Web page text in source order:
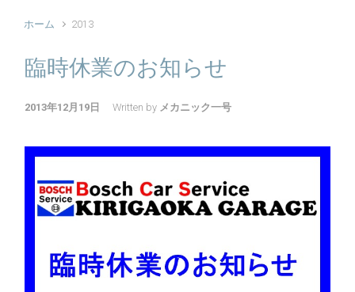
ホーム 2013
臨時休業のお知らせ
2013年12月19日 Written by メカニック一号